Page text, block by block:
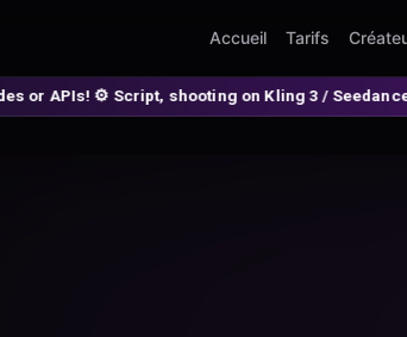
Accueil Tarifs
on Kling 3 / Seedance 2 and auto-